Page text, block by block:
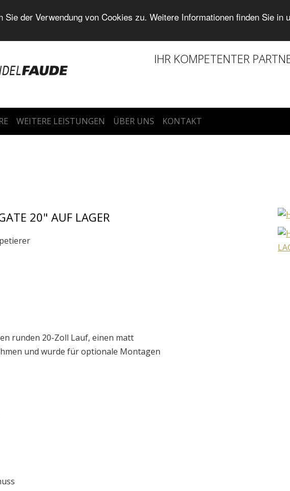
der Verwendung von Cookies zu. Weitere Informationen finden Sie in
IHR KOMPETENTER
WEITERE LEISTUNGEN ÜBER UNS KONTAKT
20" AUF LAGER
runden 20-Zoll Lauf, einen matt
und wurde für optionale Montagen